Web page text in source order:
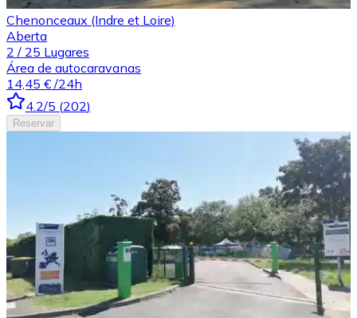
Chenonceaux (Indre et Loire)
Aberta
2 / 25 Lugares
Área de autocaravanas
14,45 € /24h
4.2/5 (202)
Reservar